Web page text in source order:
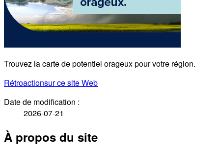
Trouvez la carte de potentiel orageux pour votre région.
Rétroactionsur ce site Web
Date de modification :
2026-07-21
À propos du site